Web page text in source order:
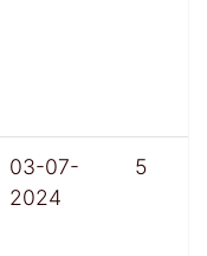
03-07-
2024
5